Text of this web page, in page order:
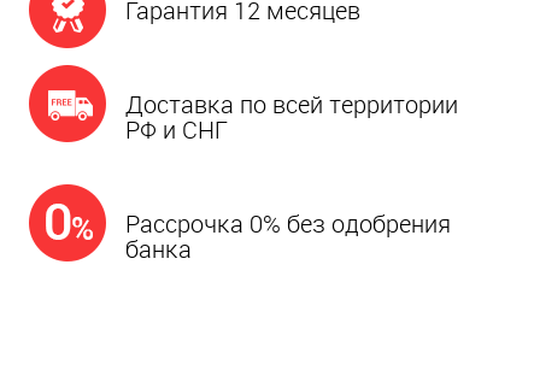
Гарантия 12 месяцев
Доставка по всей территории
РФ и СНГ
Рассрочка 0% без одобрения
банка